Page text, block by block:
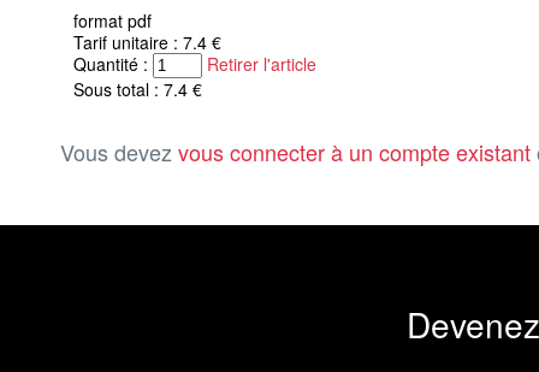
format pdf
Tarif unitaire : 7.4 €
Quantité :
Retirer l'article
Sous total : 7.4 €
Vous devez vous connecter à un compte existant